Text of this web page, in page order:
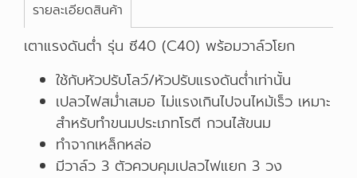
รายละเอียดสินค้า
เตาแรงดันต่ำ รุ่น ซี40 (C40) พร้อมวาล์วโยก
ใช้กับหัวปรับโลว์/หัวปรับแรงดันต่ำเท่านั้น
เปลวไฟสม่ำเสมอ ไม่แรงเกินไปจนไหม้เร็ว เหมาะ
สำหรับทำขนมประเภทโรตี กวนไส้ขนม
ทำจากเหล็กหล่อ
มีวาล์ว 3 ตัวควบคุมเปลวไฟแยก 3 วง